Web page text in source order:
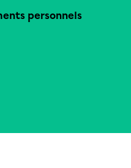
personnels